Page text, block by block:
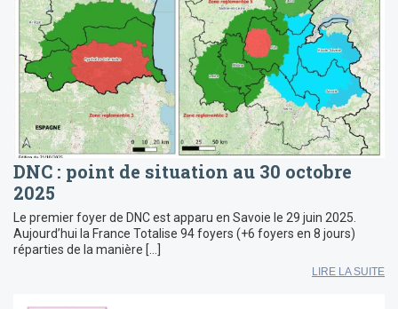
DNC : point de situation au 30 octobre
2025
Le premier foyer de DNC est apparu en Savoie le 29 juin 2025.
Aujourd’hui la France Totalise 94 foyers (+6 foyers en 8 jours)
réparties de la manière […]
LIRE LA SUITE